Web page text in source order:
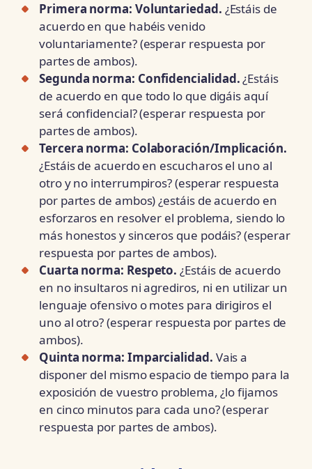
Primera norma: Voluntariedad. ¿Estáis de
acuerdo en que habéis venido
voluntariamente? (esperar respuesta por
partes de ambos).
Segunda norma: Confidencialidad.¿Estáis
de acuerdo en que todo lo que digáis aquí
será confidencial? (esperar respuesta por
partes de ambos).
Tercera norma: Colaboración/Implicación.
¿Estáis de acuerdo en escucharos el uno al
otro y no interrumpiros? (esperar respuesta
por partes de ambos) ¿estáis de acuerdo en
esforzaros en resolver el problema, siendo lo
más honestos y sinceros que podáis? (esperar
respuesta por partes de ambos).
Cuarta norma: Respeto. ¿Estáis de acuerdo
en no insultaros ni agrediros, ni en utilizar un
lenguaje ofensivo o motes para dirigiros el
uno al otro? (esperar respuesta por partes de
ambos).
Quinta norma: Imparcialidad. Vais a
disponer del mismo espacio de tiempo para la
exposición de vuestro problema, ¿lo fijamos
en cinco minutos para cada uno? (esperar
respuesta por partes de ambos).